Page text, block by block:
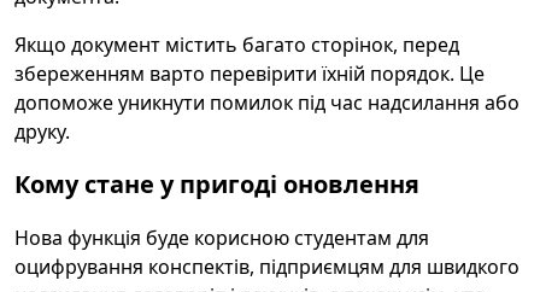
Якщо документ містить багато сторінок, перед
збереженням варто перевірити їхній порядок. Це
допоможе уникнути помилок під час надсилання або
друку.
Кому стане у пригоді оновлення
Нова функція буде корисною студентам для
оцифрування конспектів, підприємцям для швидкого